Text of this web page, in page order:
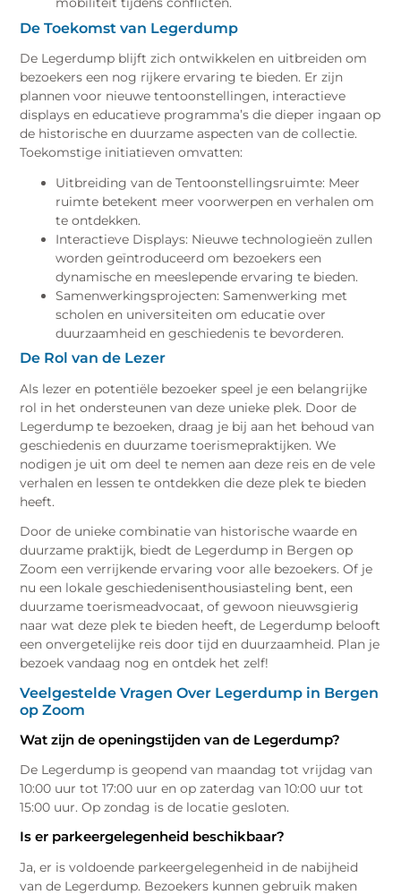
De Toekomst van Legerdump
De Legerdump blijft zich ontwikkelen en uitbreiden om
bezoekers een nog rijkere ervaring te bieden. Er zijn
plannen voor nieuwe tentoonstellingen, interactieve
displays en educatieve programma’s die dieper ingaan op
de historische en duurzame aspecten van de collectie.
Toekomstige initiatieven omvatten:
Uitbreiding van de Tentoonstellingsruimte: Meer
ruimte betekent meer voorwerpen en verhalen om
te ontdekken.
Interactieve Displays: Nieuwe technologieën zullen
worden geïntroduceerd om bezoekers een
dynamische en meeslepende ervaring te bieden.
Samenwerkingsprojecten: Samenwerking met
scholen en universiteiten om educatie over
duurzaamheid en geschiedenis te bevorderen.
De Rol van de Lezer
Als lezer en potentiële bezoeker speel je een belangrijke
rol in het ondersteunen van deze unieke plek. Door de
Legerdump te bezoeken, draag je bij aan het behoud van
geschiedenis en duurzame toerismepraktijken. We
nodigen je uit om deel te nemen aan deze reis en de vele
verhalen en lessen te ontdekken die deze plek te bieden
heeft.
Door de unieke combinatie van historische waarde en
duurzame praktijk, biedt de Legerdump in Bergen op
Zoom een verrijkende ervaring voor alle bezoekers. Of je
nu een lokale geschiedenisenthousiasteling bent, een
duurzame toerismeadvocaat, of gewoon nieuwsgierig
naar wat deze plek te bieden heeft, de Legerdump belooft
een onvergetelijke reis door tijd en duurzaamheid. Plan je
bezoek vandaag nog en ontdek het zelf!
Veelgestelde Vragen Over Legerdump in Bergen
op Zoom
Wat zijn de openingstijden van de Legerdump?
De Legerdump is geopend van maandag tot vrijdag van
10:00 uur tot 17:00 uur en op zaterdag van 10:00 uur tot
15:00 uur. Op zondag is de locatie gesloten.
Is er parkeergelegenheid beschikbaar?
Ja, er is voldoende parkeergelegenheid in de nabijheid
van de Legerdump. Bezoekers kunnen gebruik maken